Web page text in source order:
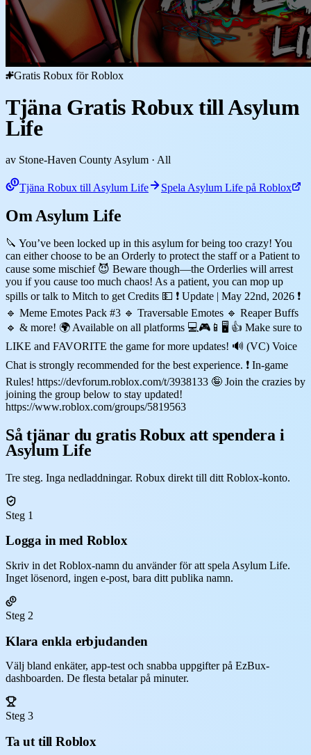
Gratis Robux för Roblox
Tjäna Gratis Robux till Asylum
Life
av Stone-Haven County Asylum · All
Tjäna Robux till Asylum Life Spela Asylum Life på Roblox
Om Asylum Life
🔪 You’ve been locked up in this asylum for being too crazy! You
can either choose to be an Orderly to protect the staff or a Patient to
cause some mischief 😈 Beware though—the Orderlies will arrest
you if you cause too much chaos! As a patient, you can mop up
spills or talk to Mitch to get Credits 💵 ❗ Update | May 22nd, 2026 ❗
🔹 Meme Emotes Pack #3 🔹 Traversable Emotes 🔹 Reaper Buffs
🔹 & more! 🌍 Available on all platforms 💻🎮📱🖥️ 👍 Make sure to
LIKE and FAVORITE the game for more updates! 🔊 (VC) Voice
Chat is strongly recommended for the best experience. ❗ In-game
Rules! https://devforum.roblox.com/t/3938133 🤪 Join the crazies by
joining the group below to stay updated!
https://www.roblox.com/groups/5819563
Så tjänar du gratis Robux att spendera i
Asylum Life
Tre steg. Inga nedladdningar. Robux direkt till ditt Roblox-konto.
Steg 1
Logga in med Roblox
Skriv in det Roblox-namn du använder för att spela Asylum Life.
Inget lösenord, ingen e-post, bara ditt publika namn.
Steg 2
Klara enkla erbjudanden
Välj bland enkäter, app-test och snabba uppgifter på EzBux-
dashboarden. De flesta betalar på minuter.
Steg 3
Ta ut till Roblox